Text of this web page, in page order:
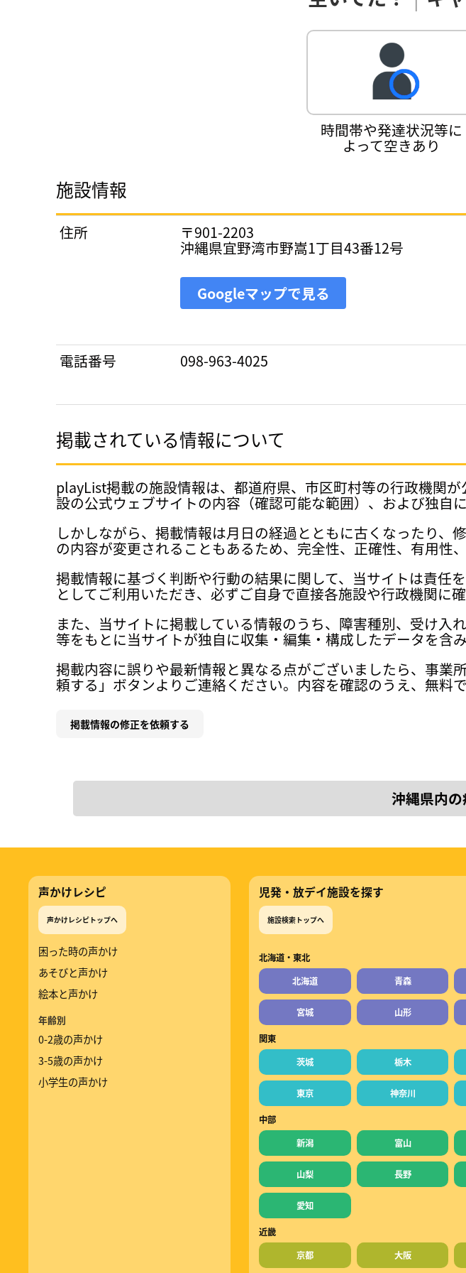
時間帯や発達状況等に
よって空きあり
施設情報
住所 〒901-2203
沖縄県宜野湾市野嵩1丁目43番12号
Googleマップで見る
電話番号 098-963-4025
掲載されている情報について
playList掲載の施設情報は、都道府県、市区町村等の行政機関
設の公式ウェブサイトの内容（確認可能な範囲）、および独自
しかしながら、掲載情報は月日の経過とともに古くなったり、
の内容が変更されることもあるため、完全性、正確性、有用性
掲載情報に基づく判断や行動の結果に関して、当サイトは責任
としてご利用いただき、必ずご自身で直接各施設や行政機関に
また、当サイトに掲載している情報のうち、障害種別、受け
等をもとに当サイトが独自に収集・編集・構成したデータを含み
掲載内容に誤りや最新情報と異なる点がございましたら、事業
頼する」ボタンよりご連絡ください。内容を確認のうえ、無料
掲載情報の修正を依頼する
沖縄県内
声かけレシピ
声かけレシピトップへ
困った時の声かけ
あそびと声かけ
絵本と声かけ
年齢別
0-2歳の声かけ
3-5歳の声かけ
小学生の声かけ
児発・放デイ施設を探す
施設検索トップへ
北海道・東北
北海道
青森
宮城 山形
関東
茨城
栃木
東京 神奈川
中部
新潟
富山
山梨 長野
愛知
近畿
京都
大阪